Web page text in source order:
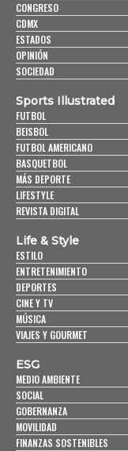
CONGRESO
CDMX
ESTADOS
OPINIÓN
SOCIEDAD
Sports Illustrated
FUTBOL
BEISBOL
FUTBOL AMERICANO
BASQUETBOL
MÁS DEPORTE
LIFESTYLE
REVISTA DIGITAL
Life & Style
ESTILO
ENTRETENIMIENTO
DEPORTES
CINE Y TV
MÚSICA
VIAJES Y GOURMET
ESG
MEDIO AMBIENTE
SOCIAL
GOBERNANZA
MOVILIDAD
FINANZAS SOSTENIBLES